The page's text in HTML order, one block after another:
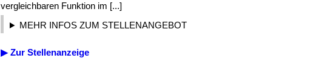
vergleichbaren Funktion im [...]
MEHR INFOS ZUM STELLENANGEBOT
▶ Zur Stellenanzeige